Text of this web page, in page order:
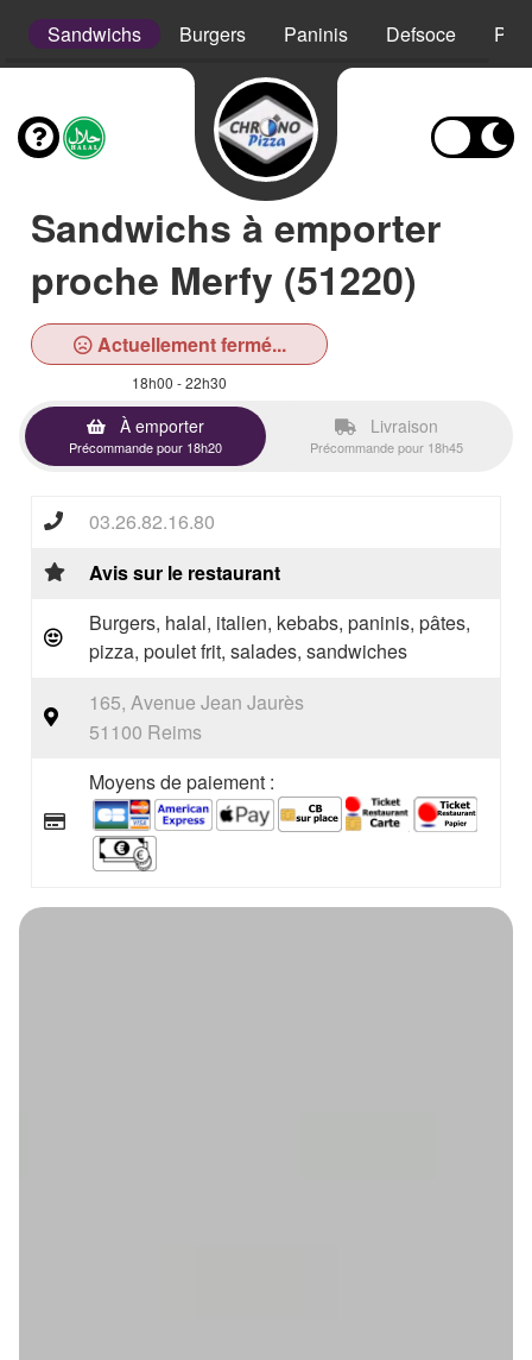
Sandwichs Burgers Paninis Defsoce
Sandwichs à emporter
proche Merfy (51220)
Actuellement fermé...
18h00 - 22h30
À emporter
Précommande pour 18h20
Livraison
Précommande pour 18h45
03.26.82.16.80
Avis sur le restaurant
Burgers, halal, italien, kebabs, paninis, pâtes,
pizza, poulet frit, salades, sandwiches
165, Avenue Jean Jaurès
51100 Reims
Moyens de paiement :